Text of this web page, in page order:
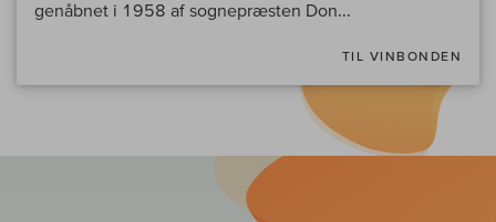
genåbnet i 1958 af sognepræsten Don...
TIL VINBONDEN